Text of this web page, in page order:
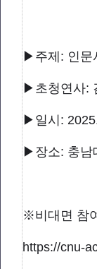
▶주제: 인문
▶초청연사:
▶일시:
▶장소: 충남
※비대면 참
https://cnu-